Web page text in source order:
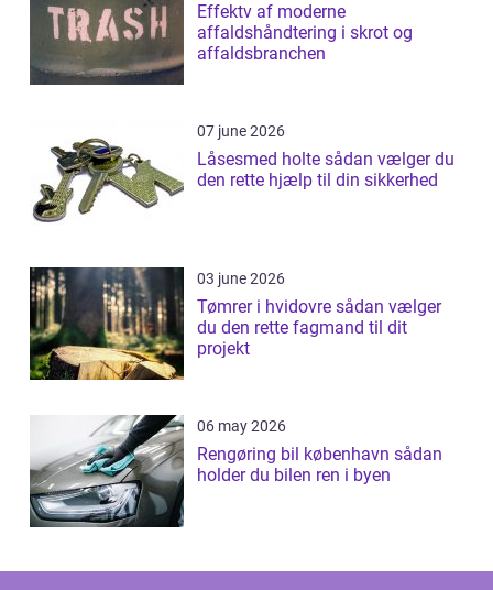
Effektv af moderne
affaldshåndtering i skrot og
affaldsbranchen
07 june 2026
Låsesmed holte sådan vælger du
den rette hjælp til din sikkerhed
03 june 2026
Tømrer i hvidovre sådan vælger
du den rette fagmand til dit
projekt
06 may 2026
Rengøring bil københavn sådan
holder du bilen ren i byen